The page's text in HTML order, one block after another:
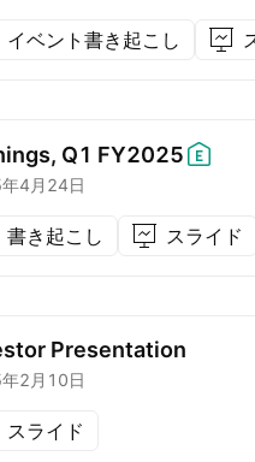
イベント書き起こし
Q1 FY2025
4月24日
書き起こし スライド
Presentation
2月10日
スライド